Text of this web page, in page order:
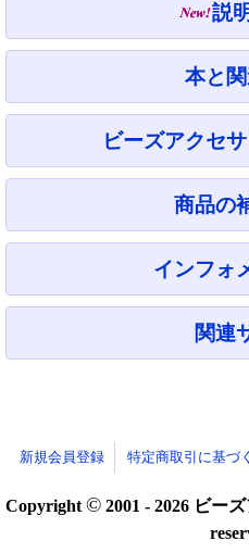
説
本と
ビーズアクセ
商品の
インフォ
関連
新規会員登録 特定商取引に基づ
Copyright©2001 - 2026 ビー